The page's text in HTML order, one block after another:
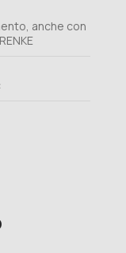
anche con